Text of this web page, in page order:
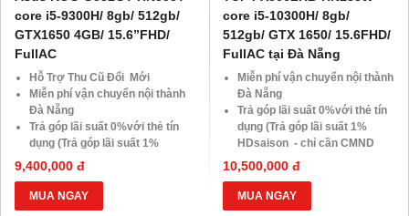
core i5-9300H/ 8gb/ 512gb/
GTX1650 4GB/ 15.6”FHD/
FullAC
Hỗ Trợ Thu Cũ Đổi Mới
Miễn phí vận chuyển nội thành
Đà Nẵng
Trả góp lãi suất 0%với thẻ tín
dụng (Trả góp lãi suất 1%
HDsaison - chỉ cần CMND
BLX hoặc hộ khẩu gốc )
Giảm 20%khi nâng cấp Ram-
SSD
9,400,000 đ
MUA NGAY
core i5-10300H/ 8gb/
512gb/ GTX 1650/ 15.6FHD/
FullAC tại Đà Nẵng
Miễn phí vận chuyển nội thành
Đà Nẵng
Trả góp lãi suất 0%với thẻ tín
dụng (Trả góp lãi suất 1%
HDsaison - chỉ cần CMND
BLX hoặc hộ khẩu gốc )
Giảm 20%khi nâng cấp Ram-
SSD
Giảm giá trực tiếp đối với
10,500,000 đ
MUA NGAY